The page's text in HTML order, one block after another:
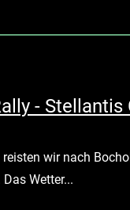
- Stellantis
wir nach
Wetter...